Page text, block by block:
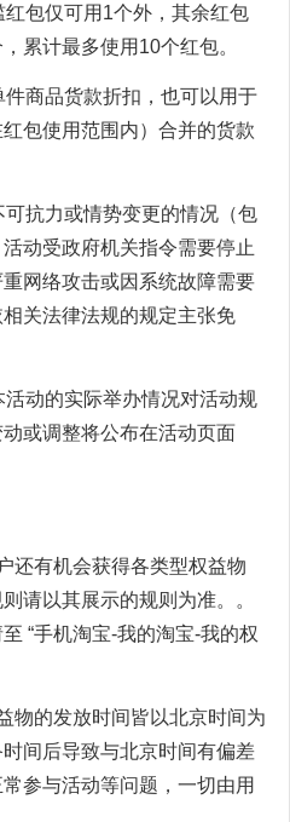
包仅可用1个外，其余红包
累计最多使用10个红包。
商品货款折扣，也可以用于
包使用范围内）合并的货款
抗力或情势变更的情况（包
动受政府机关指令需要停止
网络攻击或因系统故障需要
关法律法规的规定主张免
动的实际举办情况对活动规
或调整将公布在活动页面
还有机会获得各类型权益物
请以其展示的规则为准。。
“手机淘宝-我的淘宝-我的权
物的发放时间皆以北京时间为
间后导致与北京时间有偏差
参与活动等问题，一切由用